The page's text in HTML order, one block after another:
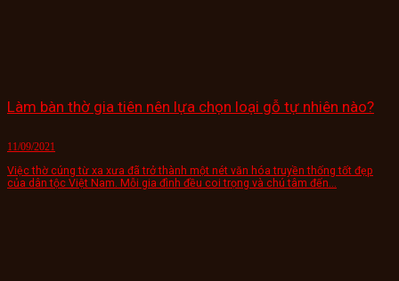
Làm bàn thờ gia tiên nên lựa chọn loại gỗ tự nhiên nào?
11/09/2021
Việc thờ cúng từ xa xưa đã trở thành một nét văn hóa truyền thống tốt đẹp
của dân tộc Việt Nam. Mỗi gia đình đều coi trọng và chú tâm đến...